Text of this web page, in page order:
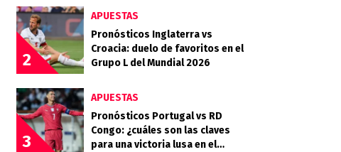
2
APUESTAS
Pronósticos Inglaterra vs
Croacia: duelo de favoritos en el
Grupo L del Mundial 2026
3
APUESTAS
Pronósticos Portugal vs RD
Congo: ¿cuáles son las claves
para una victoria lusa en el